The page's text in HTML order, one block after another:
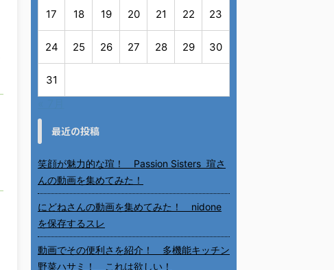
17 18 19 20 21 22 23
24 25 26 27 28 29 30
31
最近の投稿
笑顔が魅力的な瑄！ Passion Sisters 瑄さ
んの動画を集めてみた！
にどねさんの動画を集めてみた！ nidone
を保存するスレ
動画でその便利さを紹介！ 多機能キッチン
野菜ハサミ！ これは欲しい！